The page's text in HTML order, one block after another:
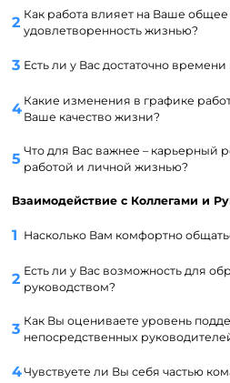
Как работа влияет на Ваше
удовлетворенность жизнью?
Есть ли у Вас достаточно
Какие изменения в графике
Ваше качество жизни?
Что для Вас важнее – карьерный
работой и личной жизнью?
Взаимодействие с Коллегами и
Насколько Вам комфортно
Есть ли у Вас возможность для
руководством?
Как Вы оцениваете уровень
непосредственных
Чувствуете ли Вы себя частью